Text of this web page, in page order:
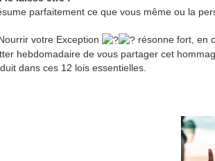
parfaitement ce que vous même ou la
votre Exception
résonne fort, en
hebdomadaire de vous partager cet
dans ces 12 lois essentielles.